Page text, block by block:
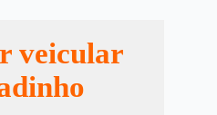
veicular